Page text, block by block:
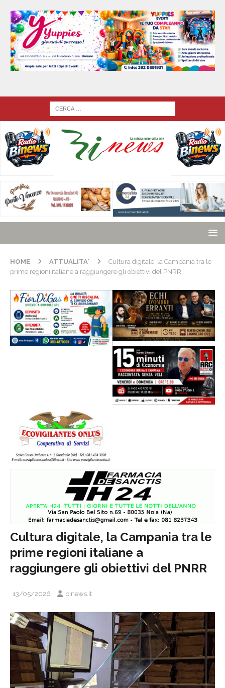
HOME ATTUALITA'
Cultura digitale, la Campania tra le
prime regioni italiane a raggiungere gli obiettivi del PNRR
Cultura digitale, la Campania tra le
prime regioni italiane a
raggiungere gli obiettivi del PNRR
13/05/2026 binews.it